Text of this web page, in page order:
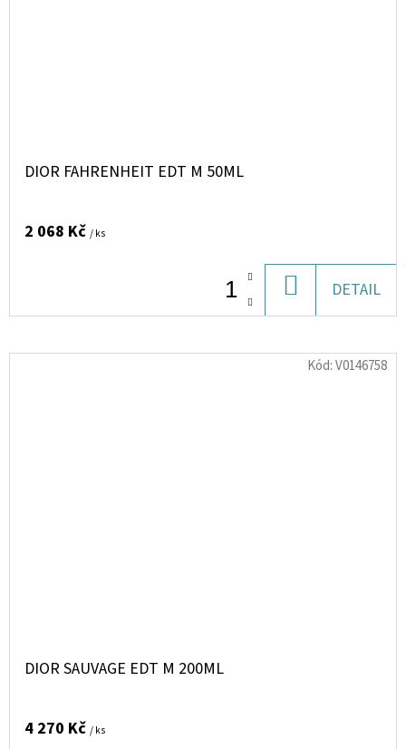
DIOR FAHRENHEIT EDT M 50ML
2 068 Kč / ks
KOŠÍKU
DETAIL
DIOR SAUVAGE EDT M 200ML
4 270 Kč / ks
Kód:V0146758